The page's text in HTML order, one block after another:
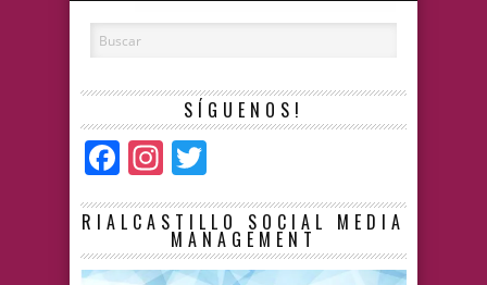
SÍGUENOS!
Facebook
Instagram
RIALCASTILLO SOCIAL MEDIA
MANAGEMENT